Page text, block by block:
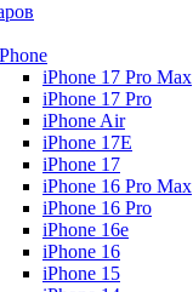
iPhone 17 Pro Max
iPhone 17 Pro
iPhone Air
iPhone 17E
iPhone 17
iPhone 16 Pro Max
iPhone 16 Pro
iPhone 16e
iPhone 16
iPhone 15